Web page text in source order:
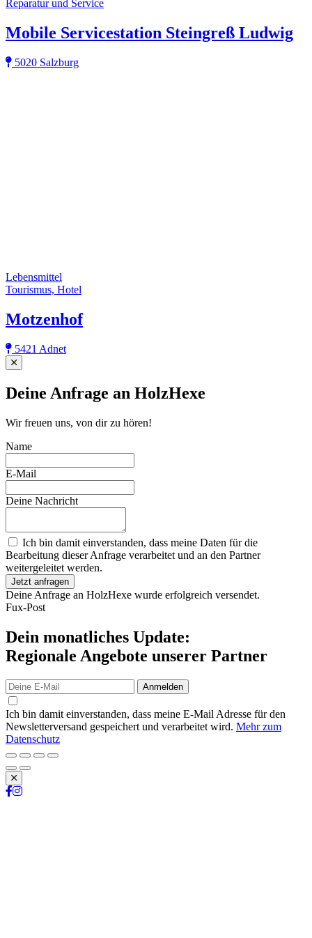
Reparatur und Service
Mobile Servicestation Steingreß Ludwig
5020 Salzburg
Lebensmittel
Tourismus, Hotel
Motzenhof
5421 Adnet
Close
Deine Anfrage an HolzHexe
Wir freuen uns, von dir zu hören!
Name
E-Mail
Deine Nachricht
Ich bin damit einverstanden, dass meine Daten für die
Bearbeitung dieser Anfrage verarbeitet und an den Partner
weitergeleitet werden.
Jetzt anfragen
Deine Anfrage an HolzHexe wurde erfolgreich versendet.
Fux-Post
Dein monatliches Update:
Regionale Angebote unserer Partner
Anmelden
Ich bin damit einverstanden, dass meine E-Mail Adresse für den
Newsletterversand gespeichert und verarbeitet wird. Mehr zum
Datenschutz
Schließen